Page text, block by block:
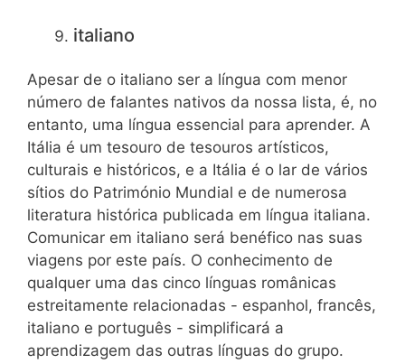
italiano
Apesar de o italiano ser a língua com menor
número de falantes nativos da nossa lista, é, no
entanto, uma língua essencial para aprender. A
Itália é um tesouro de tesouros artísticos,
culturais e históricos, e a Itália é o lar de vários
sítios do Património Mundial e de numerosa
literatura histórica publicada em língua italiana.
Comunicar em italiano será benéfico nas suas
viagens por este país. O conhecimento de
qualquer uma das cinco línguas românicas
estreitamente relacionadas - espanhol, francês,
italiano e português - simplificará a
aprendizagem das outras línguas do grupo.